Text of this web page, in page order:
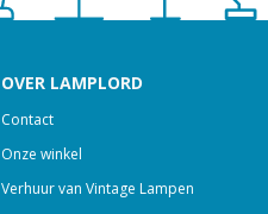
OVER LAMPLORD
Contact
Onze winkel
Verhuur van Vintage Lampen